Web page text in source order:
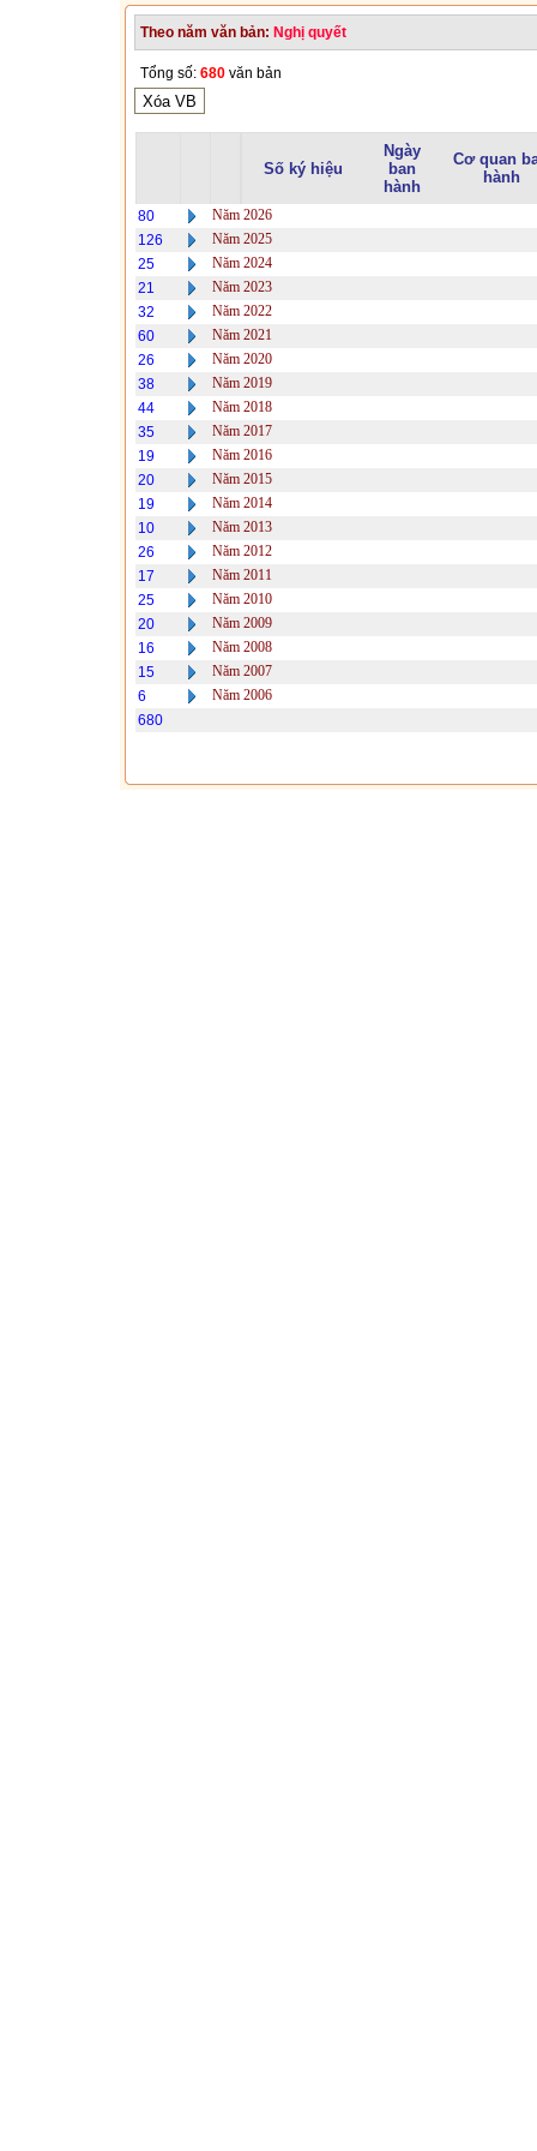
Theo năm văn bản: Nghị quyết
Tổng số: 680 văn bản
Số ký hiệu
Ngày
ban
hành
Cơ quan
hành
80
Năm 2026
126
Năm 2025
25
Năm 2024
21
Năm 2023
32
Năm 2022
60
Năm 2021
26
Năm 2020
38
Năm 2019
44
Năm 2018
35
Năm 2017
19
Năm 2016
20
Năm 2015
19
Năm 2014
10
Năm 2013
26
Năm 2012
17
Năm 2011
25
Năm 2010
20
Năm 2009
16
Năm 2008
15
Năm 2007
6
Năm 2006
680